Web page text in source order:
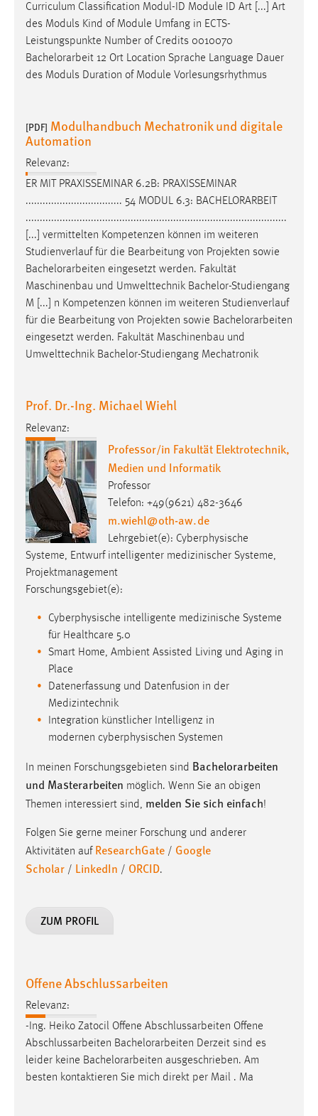
Curriculum Classification Modul-ID Module ID Art [...] Art
des Moduls Kind of Module Umfang in ECTS-
Leistungspunkte Number of Credits 0010070
Bachelorarbeit 12 Ort Location Sprache Language Dauer
des Moduls Duration of Module Vorlesungsrhythmus
[PDF] Modulhandbuch Mechatronik und digitale
Automation
Relevanz:
ER MIT PRAXISSEMINAR 6.2B: PRAXISSEMINAR
.................................. 54 MODUL 6.3: BACHELORARBEIT
............................................................................................
[...] vermittelten Kompetenzen können im weiteren
Studienverlauf für die Bearbeitung von Projekten sowie
Bachelorarbeiten eingesetzt werden. Fakultät
Maschinenbau und Umwelttechnik Bachelor-Studiengang
M [...] n Kompetenzen können im weiteren Studienverlauf
für die Bearbeitung von Projekten sowie Bachelorarbeiten
eingesetzt werden. Fakultät Maschinenbau und
Umwelttechnik Bachelor-Studiengang Mechatronik
Prof. Dr.-Ing. Michael Wiehl
Relevanz:
Professor/in Fakultät Elektrotechnik,
Medien und Informatik
Professor
Telefon: +49(9621) 482-3646
m.wiehl@oth-aw.de
Lehrgebiet(e): Cyberphysische
Systeme, Entwurf intelligenter medizinischer Systeme,
Projektmanagement
Forschungsgebiet(e):
Cyberphysische intelligente medizinische Systeme
für Healthcare 5.0
Smart Home, Ambient Assisted Living und Aging in
Place
Datenerfassung und Datenfusion in der
Medizintechnik
Integration künstlicher Intelligenz in
modernen cyberphysischen Systemen
In meinen Forschungsgebieten sind Bachelorarbeiten
und Masterarbeiten möglich. Wenn Sie an obigen
Themen interessiert sind, melden Sie sich einfach!
Folgen Sie gerne meiner Forschung und anderer
Aktivitäten auf ResearchGate / Google
Scholar / LinkedIn / ORCID.
ZUM PROFIL
Offene Abschlussarbeiten
Relevanz:
-Ing. Heiko Zatocil Offene Abschlussarbeiten Offene
Abschlussarbeiten Bachelorarbeiten Derzeit sind es
leider keine Bachelorarbeiten ausgeschrieben. Am
besten kontaktieren Sie mich direkt per Mail . Ma
EXTERNE MEDIEN
Um Inhalte von Videoplattformen und Social Media
Plattformen anzeigen zu können, werden von diesen
externen Medien Cookies gesetzt.
Vimeo